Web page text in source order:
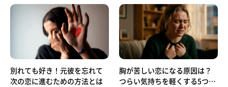
別れても好き！元彼を忘れて
次の恋に進むための方法とは
胸が苦しい恋になる原因は？
つらい気持ちを軽くする5つの